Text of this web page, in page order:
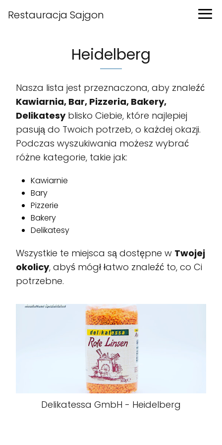
Restauracja Sajgon
Heidelberg
Nasza lista jest przeznaczona, aby znaleźć
Kawiarnia, Bar, Pizzeria, Bakery,
Delikatesyblisko Ciebie, które najlepiej
pasują do Twoich potrzeb, o każdej okazji.
Podczas wyszukiwania możesz wybrać
różne kategorie, takie jak:
Kawiarnie
Bary
Pizzerie
Bakery
Delikatesy
Wszystkie te miejsca są dostępne w Twojej
okolicy, abyś mógł łatwo znaleźć to, co Ci
potrzebne.
Delikatessa GmbH - Heidelberg